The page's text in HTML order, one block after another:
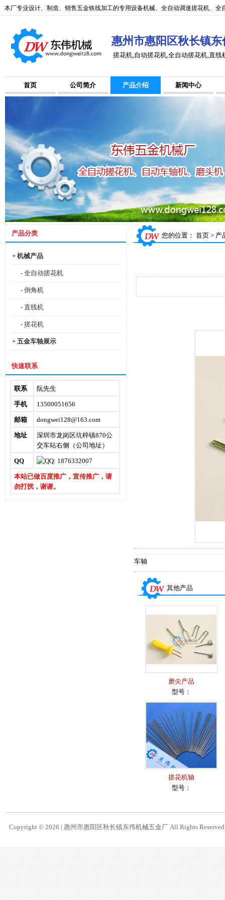
本厂专业设计、制造、销售五金铁线加工的专用设备机械、全自动调速搓花机、
惠州市惠阳区秋长镇
搓花机,自动搓花机,全自动搓花机,直线
首页 公司简介 产品介绍 新闻中心
您的位置： 首页 > 产
车轴
其他产品
磨尖产品
型号：
搓花机轴
型号：
产品分类
+ 机械产品
- 全自动搓花机
- 倒角机
- 直线机
- 搓花机
+ 五金车轴展示
快速联系
联系 阮先生
手机 13500051656
邮箱 dongwei128@163.com
地址
深圳市龙岗区坑梓镇870公
交车站右侧（公司地址）
QQ
本站已做百度推广，宣传推广，请
勿打扰，谢谢。
Copyright © 2026 | 惠州市惠阳区秋长镇东伟机械五金厂 All Rights